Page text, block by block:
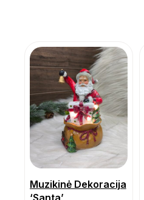
Muzikinė Dekoracija
‘Santa’